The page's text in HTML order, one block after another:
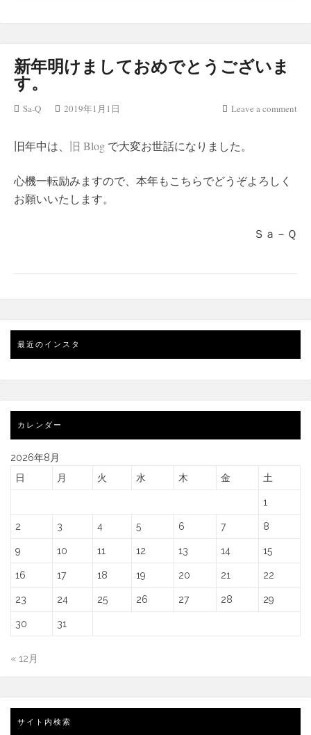
新年明けましておめでとうございま
す。
Sa-Q 2019年1月1日 Leave a comment
旧年中は、 旧 Blog で大変お世話になりました。
心機一転励みますので、本年もこちらでどうぞよろしく
お願いいたします。
Ｓａ－Ｑ
最近のインスタ
カレンダー
2026年8月
日
月 火 水 木 金 土
1
2 3 4 5 6 7 8
9 10 11 12 13 14 15
16 17 18 19 20 21 22
23 24 25 26 27 28 29
30 31
« 12月
サイト内検索